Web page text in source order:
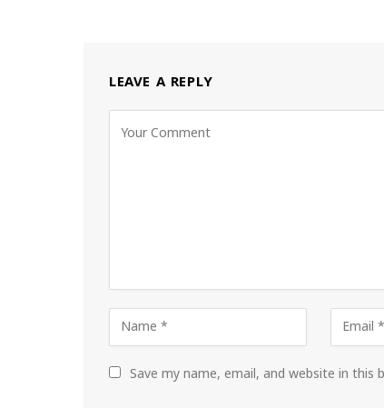
LEAVE A REPLY
Save my name, email, and website in